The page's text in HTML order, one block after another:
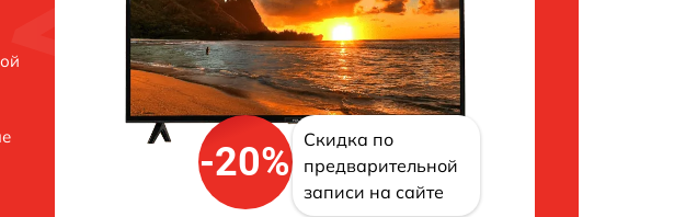
-20%
Скидка по
предварительной
записи на сайте